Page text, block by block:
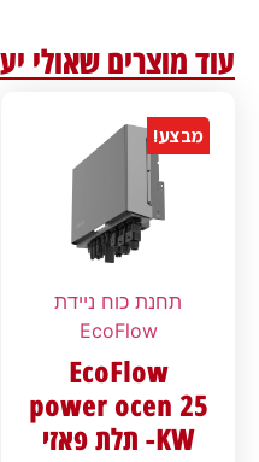
עוד מוצרים שאולי
מבצע!
תחנת כוח ניידת
EcoFlow
EcoFlow
power ocen 25
KW- תלת פאזי